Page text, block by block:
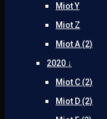
Miot Y
Miot Z
Miot A (2)
2020 ↓
Miot C (2)
Miot D (2)